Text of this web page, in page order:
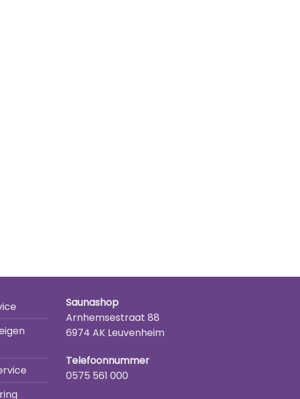
Saunashop
Arnhemsestraat 88
6974 AK Leuvenheim
Telefoonnummer
0575 561 000